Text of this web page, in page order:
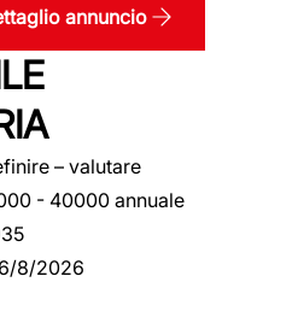
annuncio
– valutare
- 40000 annuale
6/8/2026